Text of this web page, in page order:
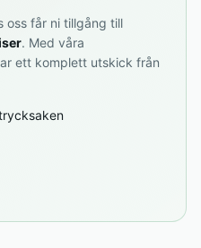
oss får ni tillgång till
. Med våra
ett komplett utskick från